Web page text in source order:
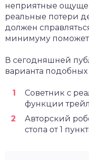
неприятные
реальные потери
должен
минимуму поможет
В сегодняшней
варианта подобных
Советник с
функции
Авторский
стопа от 1